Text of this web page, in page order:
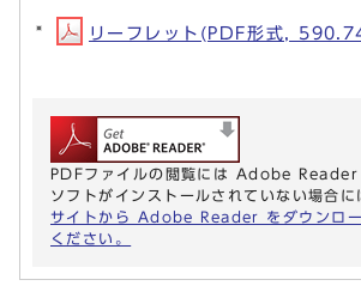
リーフレット(PDF形式,
PDFファイルの閲覧には Adobe Reader
ソフトがインストールされていない場合に
サイトから Adobe Reader をダウンロー
ください。